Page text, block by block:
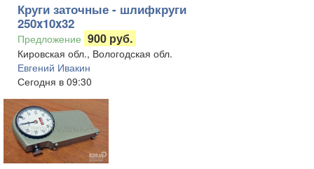
Круги заточные - шлифкруги
250x10x32
Предложение 900 руб.
Кировская обл., Вологодская обл.
Евгений Ивакин
Сегодня в 09:30